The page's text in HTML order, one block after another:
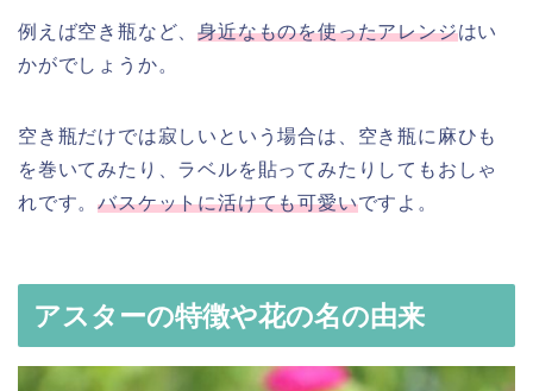
例えば空き瓶など、身近なものを使ったアレンジはい
かがでしょうか。
空き瓶だけでは寂しいという場合は、空き瓶に麻ひも
を巻いてみたり、ラベルを貼ってみたりしてもおしゃ
れです。バスケットに活けても可愛いですよ。
アスターの特徴や花の名の由来